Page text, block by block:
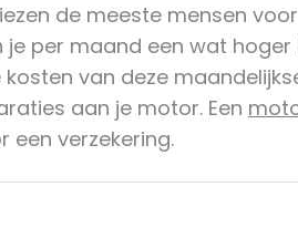
de meeste mensen
je per maand een wat
kosten van deze
aan je motor. Een
een verzekering.